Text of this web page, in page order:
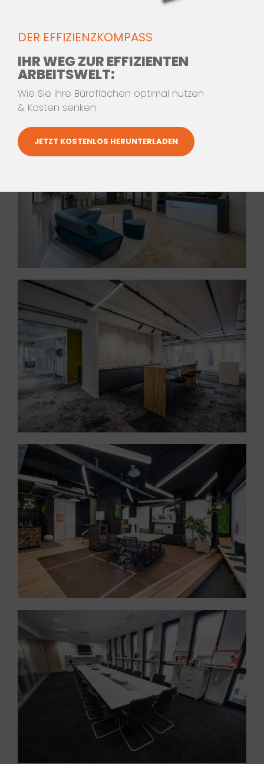
DER EFFIZIENZKOMPASS
IHR WEG ZUR EFFIZIENTEN
ARBEITSWELT:
Wie Sie Ihre Büroflächen optimal nutzen
& Kosten senken
JETZT KOSTENLOS HERUNTERLADEN